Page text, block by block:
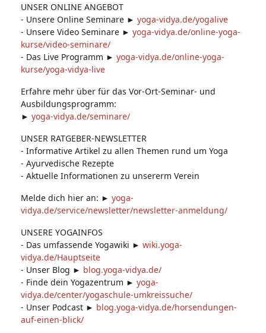
UNSER ONLINE ANGEBOT
- Unsere Online Seminare ► yoga-vidya.de/yogalive
- Unsere Video Seminare ► yoga-vidya.de/online-yoga-
kurse/video-seminare/
- Das Live Programm ► yoga-vidya.de/online-yoga-
kurse/yoga-vidya-live
Erfahre mehr über für das Vor-Ort-Seminar- und
Ausbildungsprogramm:
► yoga-vidya.de/seminare/
UNSER RATGEBER-NEWSLETTER
- Informative Artikel zu allen Themen rund um Yoga
- Ayurvedische Rezepte
- Aktuelle Informationen zu unsererm Verein
Melde dich hier an: ► yoga-
vidya.de/service/newsletter/newsletter-anmeldung/
UNSERE YOGAINFOS
- Das umfassende Yogawiki ► wiki.yoga-
vidya.de/Hauptseite
- Unser Blog ► blog.yoga-vidya.de/
- Finde dein Yogazentrum ► yoga-
vidya.de/center/yogaschule-umkreissuche/
- Unser Podcast ► blog.yoga-vidya.de/horsendungen-
auf-einen-blick/